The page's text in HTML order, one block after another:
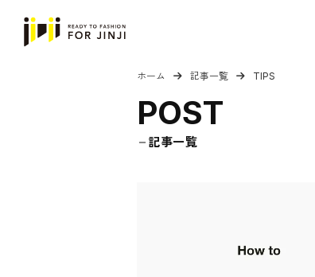
ホーム 記事一覧 TIPS
POST
remove 記事一覧